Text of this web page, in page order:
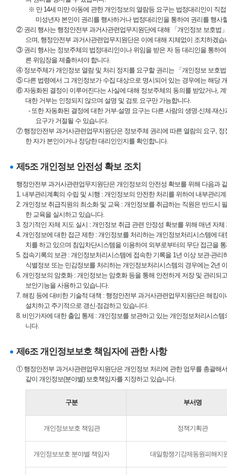
※ 만 14세 미만 아동에 관한 개인정보의 열람등 요구는 법정대리인이 직
미성년자 본인이 권리를 행사하거나 법정대리인을 통하여 권리를 행사
② 권리 행사는 행정안전부 과거사관련업무지원단에 대해 「개인정보 보호법
으며, 행정안전부 과거사관련업무지원단은 이에 대해 지체없이 조치하겠습
③ 권리 행사는 정보주체의 법정대리인이나 위임을 받은 자 등 대리인을 통하
른 위임장을 제출하셔야 합니다.
④ 정보주체가 개인정보 열람 및 처리 정지를 요구할 권리는 「개인정보 보호
⑤ 다른 법령에서 그 개인정보가 수집 대상으로 명시되어 있는 경우에는 해당
⑥ 자동화된 결정이 이루어진다는 사실에 대해 정보주체의 동의를 받았거나,
대한 거부는 인정되지 않으며 설명 및 검토 요구만 가능합니다.
- 또한 자동화된 결정에 대한 거부·설명 요구는 다른 사람의 생명·신체·
요구가 거절될 수 있습니다.
⑦ 행정안전부 과거사관련업무지원단은 정보주체 권리에 따른 열람의 요구,
한 자가 본인이거나 정당한 대리인인지를 확인합니다.
제5조 개인정보 안전성 확보 조치
행정안전부 과거사관련업무지원단은 개인정보의 안전성 확보를 위해 다음과
1. 내부관리계획의 수립 및 시행 : 개인정보의 안전한 처리를 위하여 내부관리
2. 개인정보 취급직원의 최소화 및 교육 : 개인정보를 취급하는 직원은 반드시
한 교육을 실시하고 있습니다.
3. 정기적인 자체 지도 실시 : 개인정보 취급 관련 안정성 확보를 위해 매년 자
4. 개인정보에 대한 접근 제한 : 개인정보를 처리하는 개인정보처리시스템에
치를 하고 있으며 침입차단시스템을 이용하여 외부로부터의 무단 접근을
5. 접속기록의 보관 : 개인정보처리시스템에 접속한 기록을 1년 이상 보관·관
식별정보 또는 민감정보를 처리하는 개인정보처리시스템의 경우에는 2년
6. 개인정보의 암호화 : 개인정보는 암호화 등을 통해 안전하게 저장 및 관리
보안기능을 사용하고 있습니다.
7. 해킹 등에 대비한 기술적 대책 : 행정안전부 과거사관련업무지원단은 해킹
설치하고 주기적으로 갱신·점검하고 있습니다.
8. 비인가자에 대한 출입 통제 : 개인정보를 보관하고 있는 개인정보처리시스
니다.
제6조 개인정보보호 책임자에 관한 사항
① 행정안전부 과거사관련업무지원단은 개인정보 처리에 관한 업무를 총괄해
같이 개인정보(분야별) 보호책임자를 지정하고 있습니다.
구분 부서명
개인정보보호 책임관 정책기획관
개인정보보호 분야별 책임자 대일항쟁기강제동원피해지